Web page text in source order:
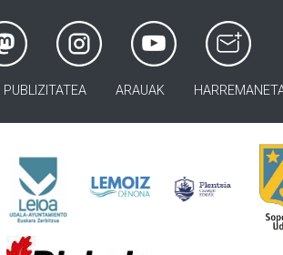
PUBLIZITATEA ARAUAK